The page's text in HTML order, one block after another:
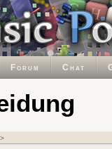
Forum Chat